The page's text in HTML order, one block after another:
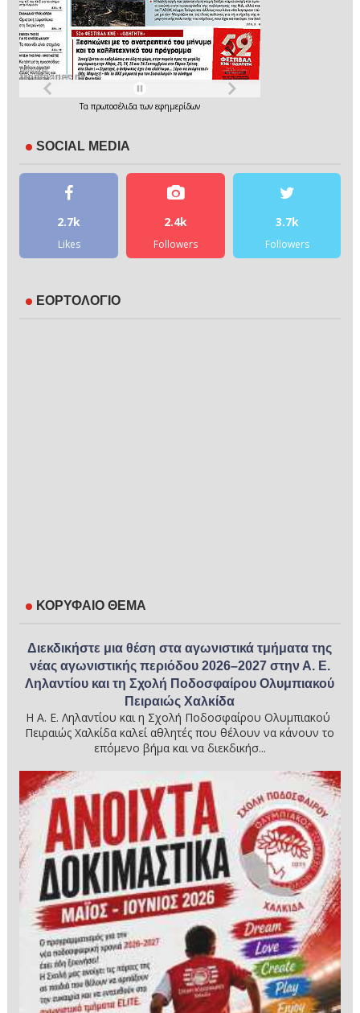
Τα πρωτοσέλιδατων εφημερίδων
SOCIAL MEDIA
2.7k
Likes
2.4k
Followers
3.7k
Followers
ΕΟΡΤΟΛΟΓΙΟ
ΚΟΡΥΦΑΙΟ ΘΕΜΑ
Διεκδικήστε μια θέση στα αγωνιστικά τμήματα της
νέας αγωνιστικής περιόδου 2026–2027 στην Α. Ε.
Ληλαντίου και τη Σχολή Ποδοσφαίρου Ολυμπιακού
Πειραιώς Χαλκίδα
Η Α. Ε. Ληλαντίου και η Σχολή Ποδοσφαίρου Ολυμπιακού
Πειραιώς Χαλκίδα καλεί αθλητές που θέλουν να κάνουν το
επόμενο βήμα και να διεκδικήσ...